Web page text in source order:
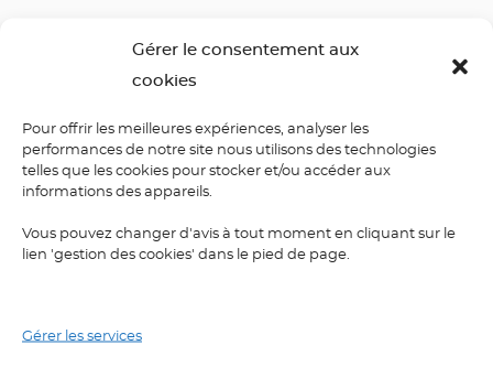
Gérer le consentement aux
cookies
Pour offrir les meilleures expériences, analyser les
performances de notre site nous utilisons des technologies
telles que les cookies pour stocker et/ou accéder aux
informations des appareils.
Vous pouvez changer d'avis à tout moment en cliquant sur le
lien 'gestion des cookies' dans le pied de page.
Gérer les services
Laisser un commentaire
Votre adresse e-mail ne sera pas publiée.
Les champs
obligatoires sont indiqués avec
Commentaire*